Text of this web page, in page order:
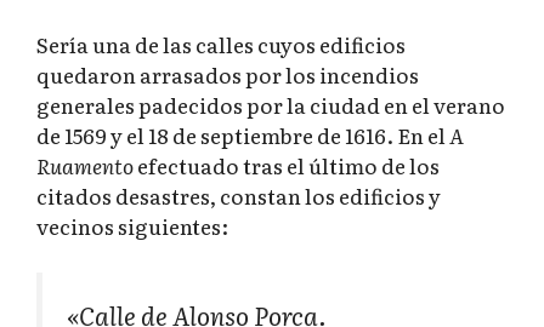
Sería una de las calles cuyos edificios
quedaron arrasados por los incendios
generales padecidos por la ciudad en el verano
de 1569 y el 18 de septiembre de 1616. En elA
Ruamentoefectuado tras el último de los
citados desastres, constan los edificios y
vecinos siguientes:
«Calle de Alonso Porca.